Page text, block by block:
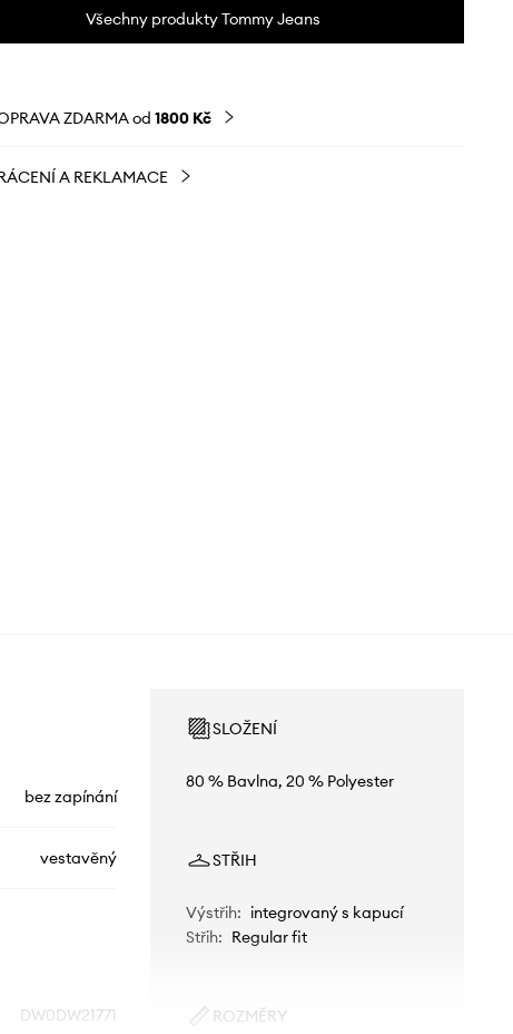
Všechny produkty Tommy Jeans
ZDARMA od 1800 Kč
A REKLAMACE
bez zapínání
vestavěný
DW0DW21771
SLOŽENÍ
80 % Bavlna, 20 % Polyester
STŘIH
Výstřih: integrovaný s kapucí
Střih: Regular fit
ROZMĚRY